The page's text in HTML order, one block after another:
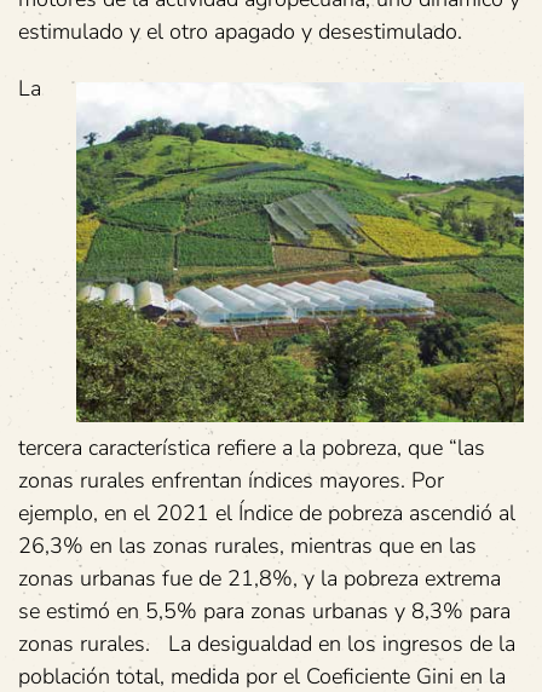
estimulado y el otro apagado y desestimulado.
La
tercera característica refiere a la pobreza, que “las
zonas rurales enfrentan índices mayores. Por
ejemplo, en el 2021 el Índice de pobreza ascendió al
26,3% en las zonas rurales, mientras que en las
zonas urbanas fue de 21,8%, y la pobreza extrema
se estimó en 5,5% para zonas urbanas y 8,3% para
zonas rurales. La desigualdad en los ingresos de la
población total, medida por el Coeficiente Gini en la